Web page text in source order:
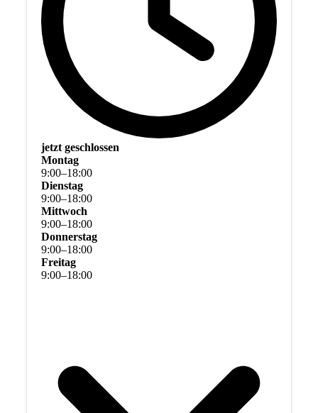
jetzt geschlossen
Montag
9:00–18:00
Dienstag
9:00–18:00
Mittwoch
9:00–18:00
Donnerstag
9:00–18:00
Freitag
9:00–18:00